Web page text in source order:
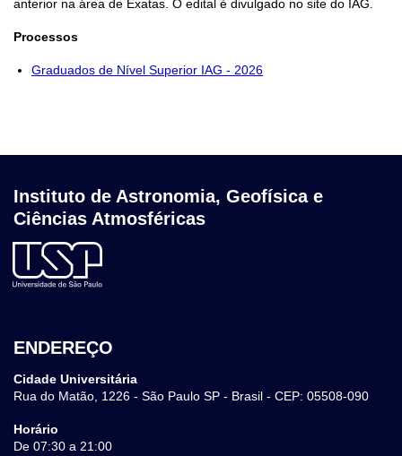
anterior na área de Exatas. O edital é divulgado no site do IAG.
Processos
Graduados de Nível Superior IAG - 2026
Instituto de Astronomia, Geofísica e
Ciências Atmosféricas
ENDEREÇO
Cidade Universitária
Rua do Matão, 1226 - São Paulo SP - Brasil - CEP: 05508-090
Horário
De 07:30 a 21:00